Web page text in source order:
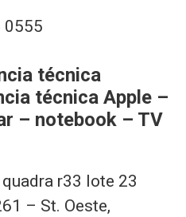
0555
técnica
técnica Apple –
– notebook – TV
r33 lote 23
– St. Oeste,